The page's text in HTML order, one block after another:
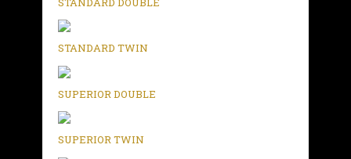
STANDARD TWIN
SUPERIOR DOUBLE
SUPERIOR TWIN